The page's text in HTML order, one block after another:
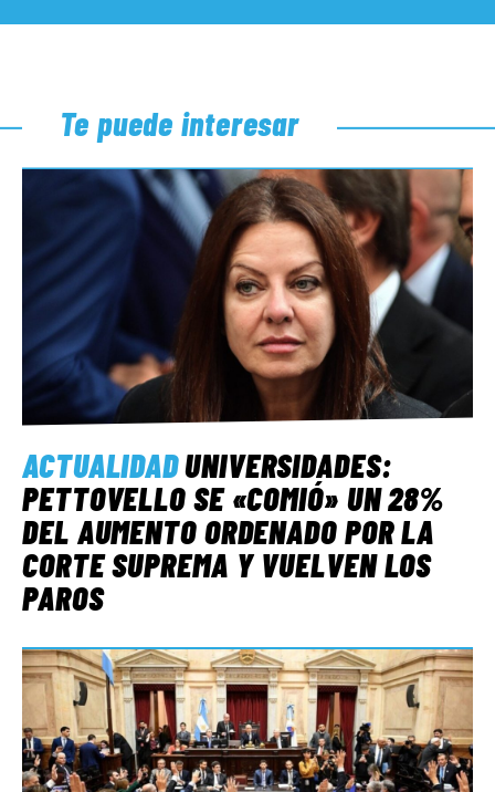
Te puede interesar
ACTUALIDADUNIVERSIDADES:
PETTOVELLO SE «COMIÓ» UN 28%
DEL AUMENTO ORDENADO POR LA
CORTE SUPREMA Y VUELVEN LOS
PAROS